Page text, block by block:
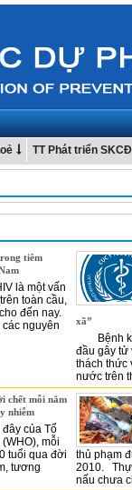
TT Phát triển SKCĐ
tiêm
là một vấn
toàn cầu,
đến nay.
nguyên
xã”
Bệnh
đầu gây tử
thách thức
nước trên
chết mỗi năm
nhiễm
của Tổ
mỗi
tuổi qua đời
tương
thủ phạm
2010.
nấu chưa